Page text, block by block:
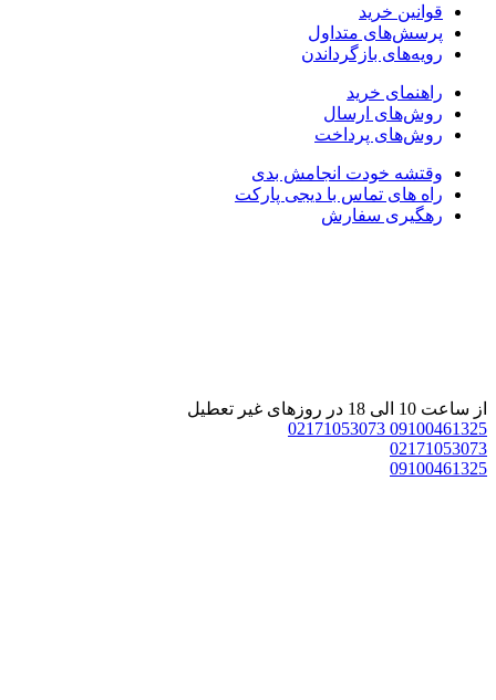
قوانین خرید
پرسش‌های متداول
رویه‌های بازگرداندن
راهنمای خرید
روش‌های ارسال
روش‌های پرداخت
وقتشه خودت انجامش بدی
راه های تماس با دیجی پارکت
رهگیری سفارش
ساعت 10 الی 18 در روزهای غیر تعطیل
02171053073